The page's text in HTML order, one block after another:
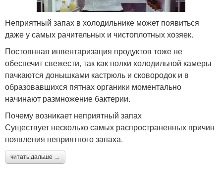
Неприятный запах в холодильнике может появиться
даже у самых рачительных и чистоплотных хозяек.
Постоянная инвентаризация продуктов тоже не
обеспечит свежести, так как полки холодильной камеры
пачкаются донышками кастрюль и сковородок и в
образовавшихся пятнах органики моментально
начинают размножение бактерии.
Почему возникает неприятный запах
Существует несколько самых распространенных причин
появления неприятного запаха.
читать дальше →